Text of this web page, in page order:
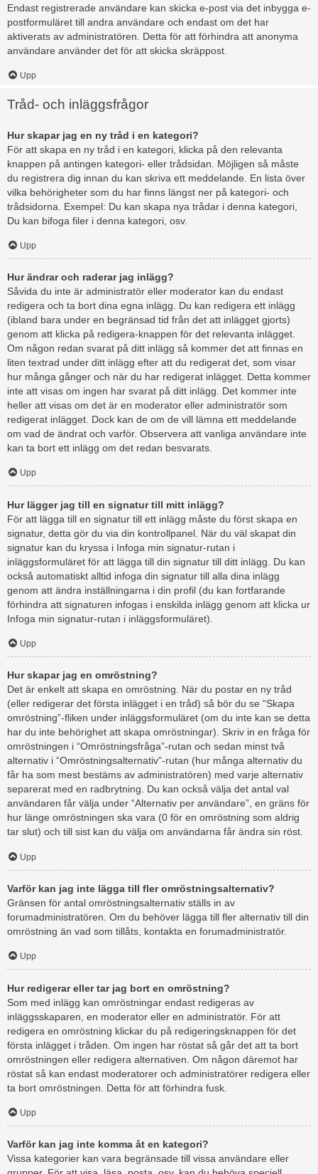
Endast registrerade användare kan skicka e-post via det inbygga e-
postformuläret till andra användare och endast om det har
aktiverats av administratören. Detta för att förhindra att anonyma
användare använder det för att skicka skräppost.
Upp
Tråd- och inläggsfrågor
Hur skapar jag en ny tråd i en kategori?
För att skapa en ny tråd i en kategori, klicka på den relevanta
knappen på antingen kategori- eller trådsidan. Möjligen så måste
du registrera dig innan du kan skriva ett meddelande. En lista över
vilka behörigheter som du har finns längst ner på kategori- och
trådsidorna. Exempel: Du kan skapa nya trådar i denna kategori,
Du kan bifoga filer i denna kategori, osv.
Upp
Hur ändrar och raderar jag inlägg?
Såvida du inte är administratör eller moderator kan du endast
redigera och ta bort dina egna inlägg. Du kan redigera ett inlägg
(ibland bara under en begränsad tid från det att inlägget gjorts)
genom att klicka på redigera-knappen för det relevanta inlägget.
Om någon redan svarat på ditt inlägg så kommer det att finnas en
liten textrad under ditt inlägg efter att du redigerat det, som visar
hur många gånger och när du har redigerat inlägget. Detta kommer
inte att visas om ingen har svarat på ditt inlägg. Det kommer inte
heller att visas om det är en moderator eller administratör som
redigerat inlägget. Dock kan de om de vill lämna ett meddelande
om vad de ändrat och varför. Observera att vanliga användare inte
kan ta bort ett inlägg om det redan besvarats.
Upp
Hur lägger jag till en signatur till mitt inlägg?
För att lägga till en signatur till ett inlägg måste du först skapa en
signatur, detta gör du via din kontrollpanel. När du väl skapat din
signatur kan du kryssa i Infoga min signatur-rutan i
inläggsformuläret för att lägga till din signatur till ditt inlägg. Du kan
också automatiskt alltid infoga din signatur till alla dina inlägg
genom att ändra inställningarna i din profil (du kan fortfarande
förhindra att signaturen infogas i enskilda inlägg genom att klicka ur
Infoga min signatur-rutan i inläggsformuläret).
Upp
Hur skapar jag en omröstning?
Det är enkelt att skapa en omröstning. När du postar en ny tråd
(eller redigerar det första inlägget i en tråd) så bör du se “Skapa
omröstning”-fliken under inläggsformuläret (om du inte kan se detta
har du inte behörighet att skapa omröstningar). Skriv in en fråga för
omröstningen i “Omröstningsfråga”-rutan och sedan minst två
alternativ i “Omröstningsalternativ”-rutan (hur många alternativ du
får ha som mest bestäms av administratören) med varje alternativ
separerat med en radbrytning. Du kan också välja det antal val
användaren får välja under “Alternativ per användare”, en gräns för
hur länge omröstningen ska vara (0 för en omröstning som aldrig
tar slut) och till sist kan du välja om användarna får ändra sin röst.
Upp
Varför kan jag inte lägga till fler omröstningsalternativ?
Gränsen för antal omröstningsalternativ ställs in av
forumadministratören. Om du behöver lägga till fler alternativ till din
omröstning än vad som tillåts, kontakta en forumadministratör.
Upp
Hur redigerar eller tar jag bort en omröstning?
Som med inlägg kan omröstningar endast redigeras av
inläggsskaparen, en moderator eller en administratör. För att
redigera en omröstning klickar du på redigeringsknappen för det
första inlägget i tråden. Om ingen har röstat så går det att ta bort
omröstningen eller redigera alternativen. Om någon däremot har
röstat så kan endast moderatorer och administratörer redigera eller
ta bort omröstningen. Detta för att förhindra fusk.
Upp
Varför kan jag inte komma åt en kategori?
Vissa kategorier kan vara begränsade till vissa användare eller